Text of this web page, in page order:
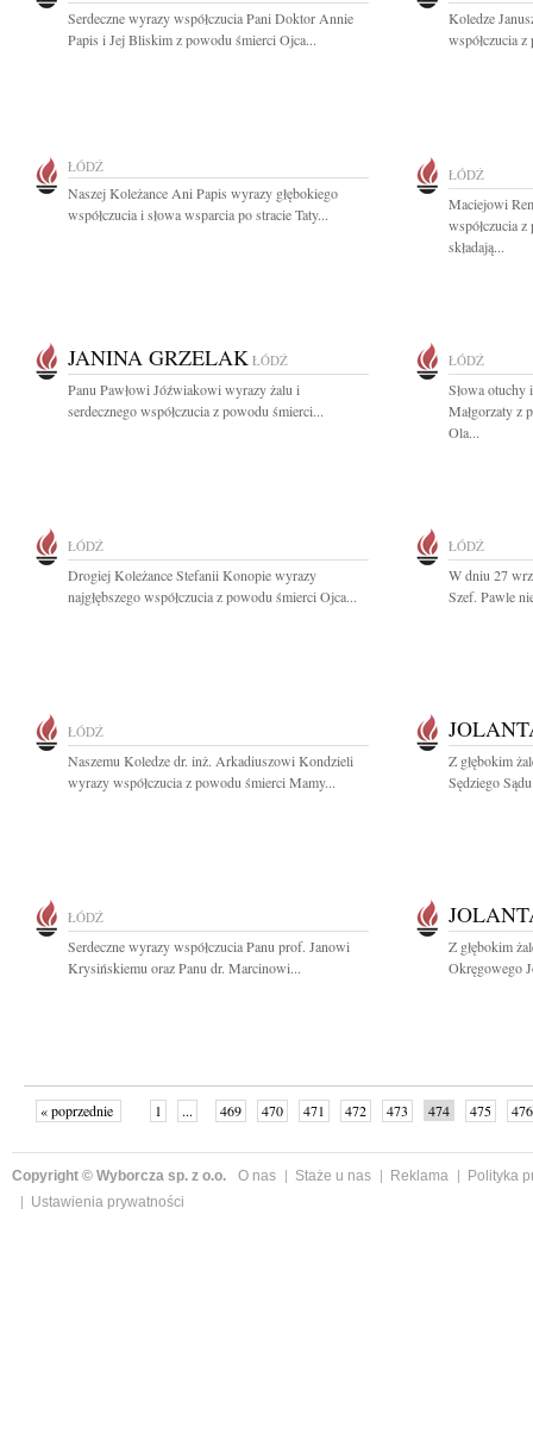
Serdeczne wyrazy współczucia Pani Doktor Annie
Papis i Jej Bliskim z powodu śmierci Ojca...
Koledze
współczucia
ŁÓDŹ
Naszej Koleżance Ani Papis wyrazy głębokiego
współczucia i słowa wsparcia po stracie Taty...
ŁÓDŹ
Maciejowi
współczucia
składają...
JANINA GRZELAK ŁÓDŹ
Panu Pawłowi Jóźwiakowi wyrazy żalu i
serdecznego współczucia z powodu śmierci...
ŁÓDŹ
Słowa
Małgorzaty z
Ola...
ŁÓDŹ
Drogiej Koleżance Stefanii Konopie wyrazy
najgłębszego współczucia z powodu śmierci Ojca...
ŁÓDŹ
W dniu 27
Szef. Pawle
ŁÓDŹ
Naszemu Koledze dr. inż. Arkadiuszowi Kondzieli
wyrazy współczucia z powodu śmierci Mamy...
Z głębokim
Sędziego
ŁÓDŹ
Serdeczne wyrazy współczucia Panu prof. Janowi
Krysińskiemu oraz Panu dr. Marcinowi...
Z głębokim
Okręgowego
« poprzednie 1 ... 469 470 471 472 473 474 475
476
Copyright © Wyborcza sp. z o.o. O nas Staże u nas Reklama
Polityka
Ustawienia prywatności